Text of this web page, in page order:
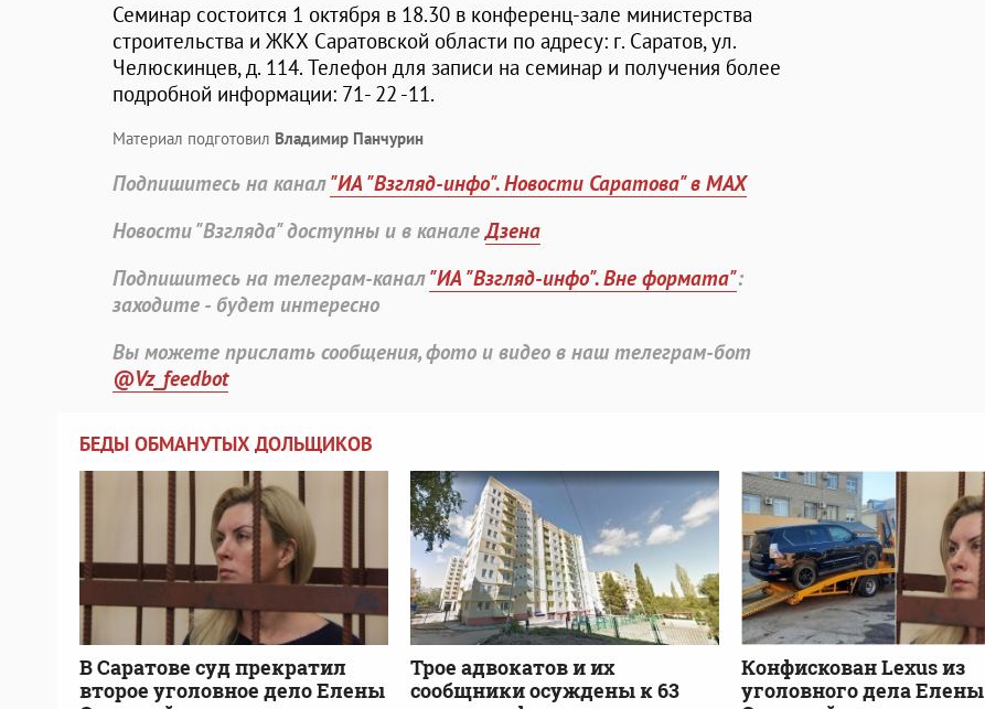
Семинар состоится 1 октября в 18.30 в конференц-зале министерства
строительства и ЖКХ Саратовской области по адресу: г. Саратов, ул.
Челюскинцев, д. 114. Телефон для записи на семинар и получения более
подробной информации: 71- 22 -11.
Материал подготовил Владимир Панчурин
Подпишитесь на канал"ИА "Взгляд-инфо". Новости Саратова" в MAX
Новости "Взгляда" доступны и в каналеДзена
Подпишитесь на телеграм-канал"ИА "Взгляд-инфо". Вне формата":
заходите - будет интересно
Вы можете прислать сообщения, фото и видео в наш телеграм-бот
@Vz_feedbot
БЕДЫ ОБМАНУТЫХ ДОЛЬЩИКОВ
В Саратове суд прекратил
второе уголовное дело Елены
Трое адвокатов и их
сообщники осуждены к 63
Конфискован Lexus из
уголовного дела Елены